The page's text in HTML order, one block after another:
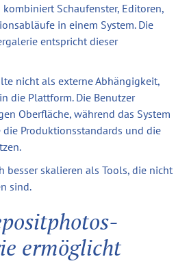
kombiniert Schaufenster, Editoren,
in einem System. Die
entspricht dieser
nicht als externe Abhängigkeit,
die Plattform. Die Benutzer
Oberfläche, während das System
die Produktionsstandards und die
besser skalieren als Tools, die nicht
sind.
ermöglicht